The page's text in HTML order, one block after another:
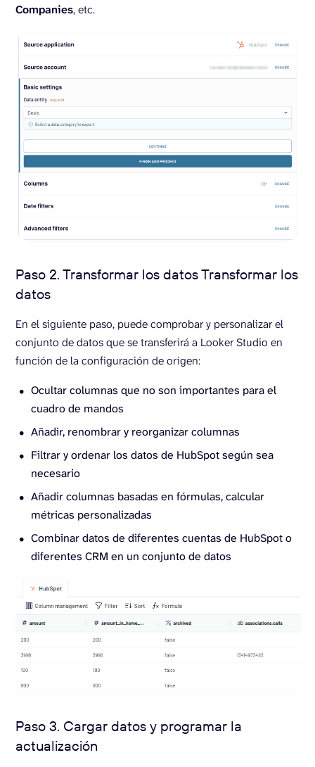
Companies, etc.
Paso 2. Transformar los datos Transformar los
datos
En el siguiente paso, puede comprobar y personalizar el
conjunto de datos que se transferirá a Looker Studio en
función de la configuración de origen:
Ocultar columnas que no son importantes para el
cuadro de mandos
Añadir, renombrar y reorganizar columnas
Filtrar y ordenar los datos de HubSpot según sea
necesario
Añadir columnas basadas en fórmulas, calcular
métricas personalizadas
Combinar datos de diferentes cuentas de HubSpot o
diferentes CRM en un conjunto de datos
Paso 3. Cargar datos y programar la
actualización